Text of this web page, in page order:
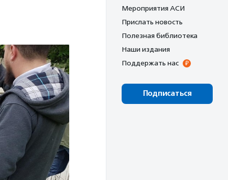
Мероприятия АСИ
Прислать новость
Полезная библиотека
Наши издания
Поддержать нас
Подписаться